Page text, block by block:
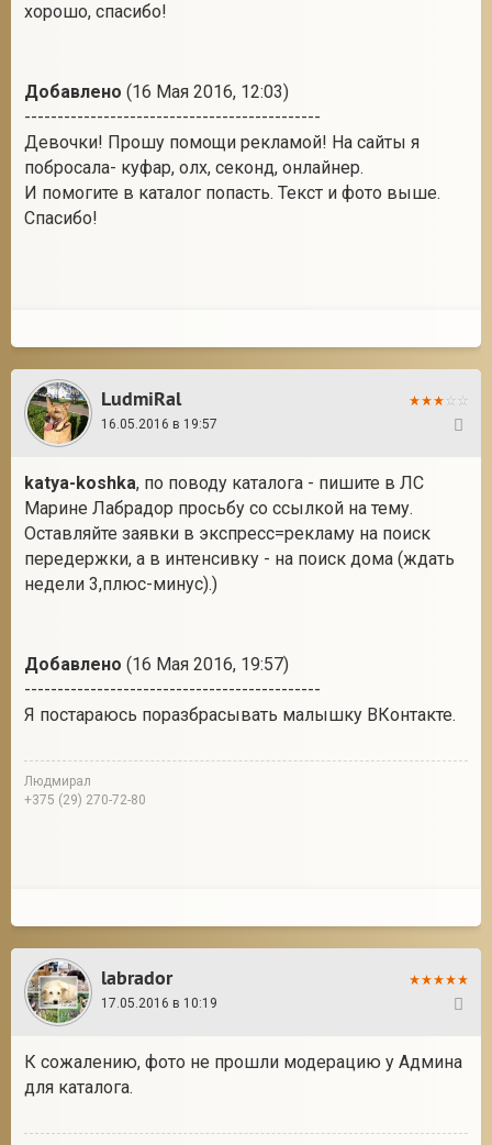
хорошо, спасибо!
Добавлено (16 Мая 2016, 12:03)
---------------------------------------------
Девочки! Прошу помощи рекламой! На сайты я
побросала- куфар, олх, секонд, онлайнер.
И помогите в каталог попасть. Текст и фото выше.
Спасибо!
LudmiRal
16.05.2016 в 19:57
katya-koshka, по поводу каталога - пишите в ЛС
Марине Лабрадор просьбу со ссылкой на тему.
Оставляйте заявки в экспресс=рекламу на поиск
передержки, а в интенсивку - на поиск дома (ждать
недели 3,плюс-минус).)
Добавлено (16 Мая 2016, 19:57)
---------------------------------------------
Я постараюсь поразбрасывать малышку ВКонтакте.
Людмирал
+375 (29) 270-72-80
labrador
17.05.2016 в 10:19
К сожалению, фото не прошли модерацию у Админа
для каталога.